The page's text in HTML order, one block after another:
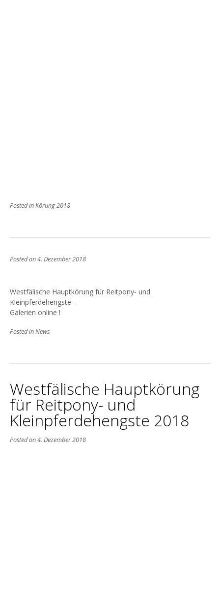
Posted inKörung 2018
Posted on4. Dezember 2018
Westfälische Hauptkörung für Reitpony- und
Kleinpferdehengste –
Galerien online !
Posted inNews
Westfälische Hauptkörung
für Reitpony- und
Kleinpferdehengste 2018
Posted on4. Dezember 2018